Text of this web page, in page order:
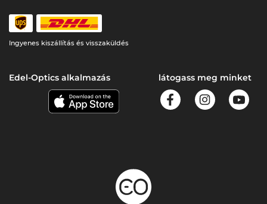
Ingyenes kiszállítás és visszaküldés
Edel-Optics alkalmazás látogass meg minket